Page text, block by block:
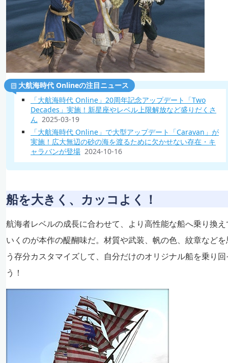
大航海時代 Onlineの注目ニュース
「大航海時代 Online」20周年記念アップデート「Two
Decades」実施！新星座やレベル上限解放など盛りだくさ
ん 2025-03-19
「大航海時代 Online」で大型アップデート「Caravan」が
実施！広大無辺の砂の海を渡るために欠かせない存在・キ
ャラバンが登場 2024-10-16
船を大きく、カッコよく！
航海者レベルの成長に合わせて、より高性能な船へ乗り換え
いくのが本作の醍醐味だ。材質や武装、帆の色、紋章などを
う存分カスタマイズして、自分だけのオリジナル船を乗り回
う！